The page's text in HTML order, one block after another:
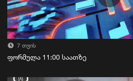
7 თვის
ფორმულა 11:00 საათზე